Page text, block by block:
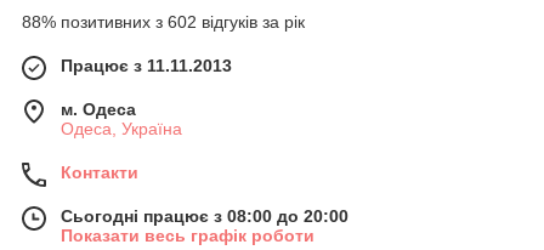
88% позитивних з 602 відгуків за рік
Працює з 11.11.2013
м. Одеса
Одеса, Україна
Контакти
Сьогодні працює з 08:00 до 20:00
Показати весь графік роботи